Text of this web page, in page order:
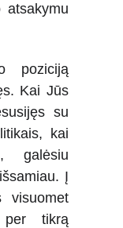
atsakymu
poziciją
Kai Jūs
su
kai
galėsiu
Į
visuomet
per tikrą